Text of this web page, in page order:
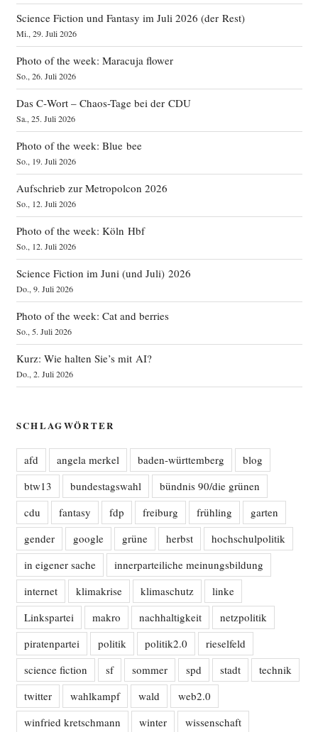
Science Fiction und Fantasy im Juli 2026 (der Rest)
Mi., 29. Juli 2026
Photo of the week: Maracuja flower
So., 26. Juli 2026
Das C‑Wort – Chaos-Tage bei der CDU
Sa., 25. Juli 2026
Photo of the week: Blue bee
So., 19. Juli 2026
Aufschrieb zur Metropolcon 2026
So., 12. Juli 2026
Photo of the week: Köln Hbf
So., 12. Juli 2026
Science Fiction im Juni (und Juli) 2026
Do., 9. Juli 2026
Photo of the week: Cat and berries
So., 5. Juli 2026
Kurz: Wie halten Sie’s mit AI?
Do., 2. Juli 2026
SCHLAGWÖRTER
afd angela merkel baden-württemberg
blog
btw13
bundestagswahl
bündnis 90/die grünen
cdu
fantasy fdp freiburg frühling
garten
gender
google grüne herbst
hochschulpolitik
in eigener sache
innerparteiliche meinungsbildung
internet
klimakrise klimaschutz
linke
Linkspartei
makro nachhaltigkeit
netzpolitik
piratenpartei
politik politik2.0
rieselfeld
science fiction
sf sommer spd stadt
technik
twitter
wahlkampf wald
web2.0
winfried kretschmann
winter wissenschaft